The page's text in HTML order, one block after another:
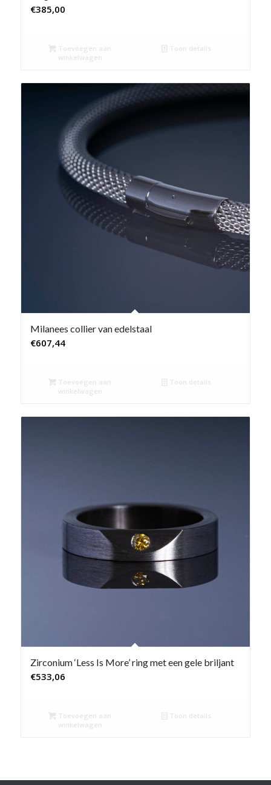
€385,00
Toevoegen aan
winkelwagen
Toon details
Milanees collier van edelstaal
€607,44
Toevoegen aan
winkelwagen
Toon details
Zirconium ‘Less Is More’ ring met een gele briljant
€533,06
Toevoegen aan
winkelwagen
Toon details